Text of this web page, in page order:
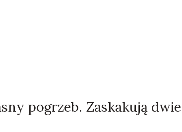
pogrzeb. Zaskakują dwie